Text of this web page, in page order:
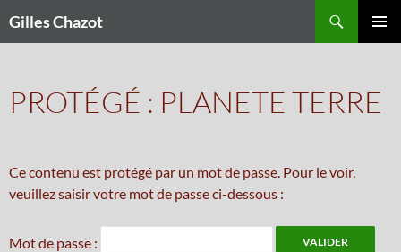
Gilles Chazot
PROTÉGÉ : PLANETE TERRE
Ce contenu est protégé par un mot de passe. Pour le voir,
veuillez saisir votre mot de passe ci-dessous :
Mot de passe :